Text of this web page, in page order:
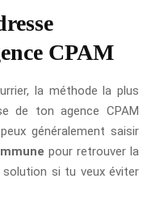
CPAM
la méthode la plus
de ton agence CPAM
généralement saisir
pour retrouver la
solution si tu veux éviter